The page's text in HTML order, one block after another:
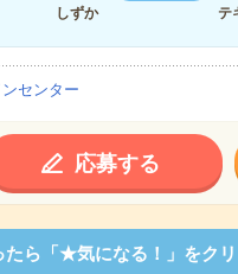
しずか
テ
センター
応募する
たら「★気になる！」をクリ